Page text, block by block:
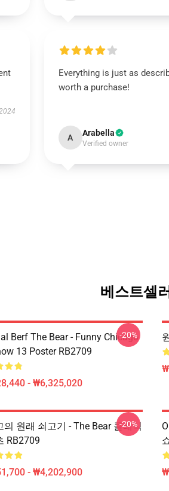
Everything is just as
worth a purchase!
A Arabella
Verified owner
베스트셀
Berf The Bear - Funny Chicago
13 Poster RB2709
- ₩6,325,020
-20%
의 원래 쇠고기 - The Bear 클래식
RB2709
- ₩4,202,900
-20%